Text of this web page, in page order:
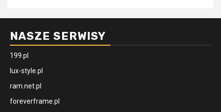
NASZE SERWISY
199.pl
lux-style.pl
ram.net.pl
foreverframe.pl